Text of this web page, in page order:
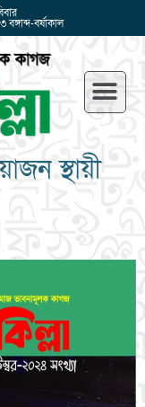
বর্ষাকাল
স্থায়ী